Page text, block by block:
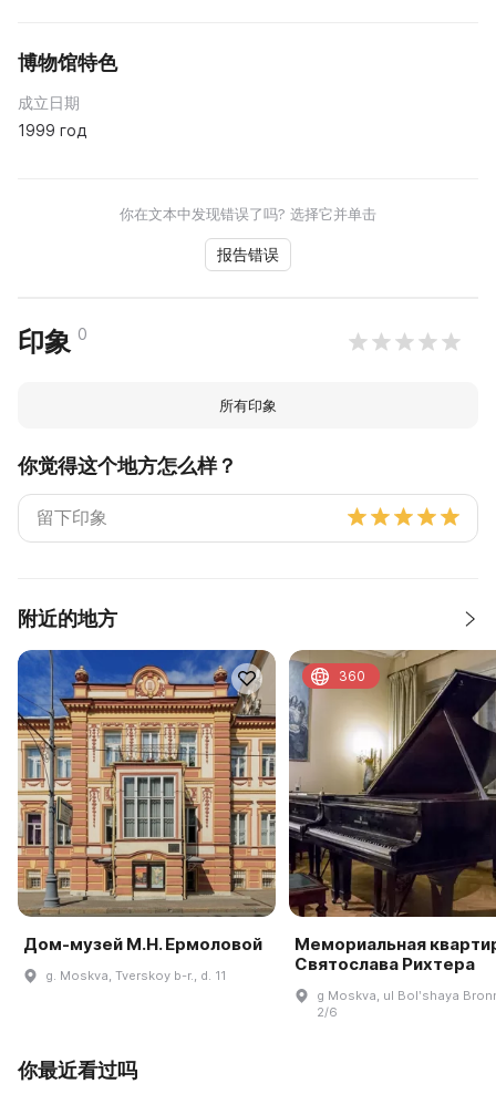
博物馆特色
成立日期
1999 год
你在文本中发现错误了吗? 选择它并单击
报告错误
印象 0
所有印象
你觉得这个地方怎么样？
附近的地方
Дом-музей М.Н. Ермоловой
g. Moskva, Tverskoy b-r., d. 11
Мемориальная
Святослава Рихтера
g Moskva, ul Bolʹshaya
2/6
360
你最近看过吗